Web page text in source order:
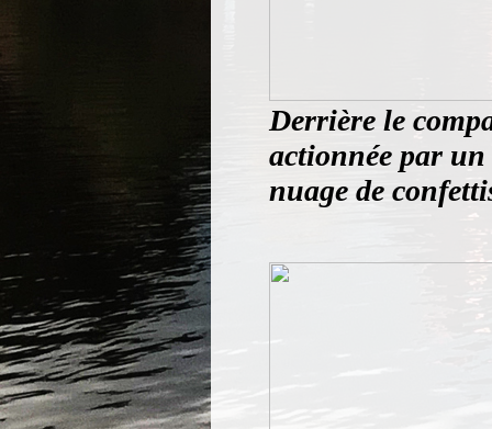
Derrière le
actionnée par
nuage de